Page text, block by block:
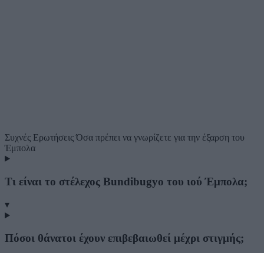
Συχνές ΕρωτήσειςΌσα πρέπει να γνωρίζετε για την έξαρση του
Έμπολα
Τι είναι το στέλεχος Bundibugyo του ιού Έμπολα;
▾
Πόσοι θάνατοι έχουν επιβεβαιωθεί μέχρι στιγμής;